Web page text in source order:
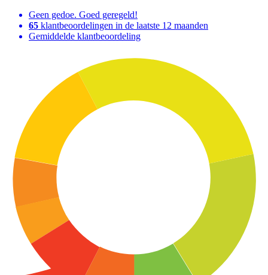
Geen gedoe. Goed geregeld!
65 klantbeoordelingen in de laatste 12 maanden
Gemiddelde klantbeoordeling